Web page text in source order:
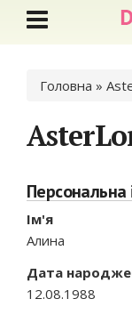
Ви є тут
Головна »
Персональна
Ім'я
Алина
Дата
12.08.1988